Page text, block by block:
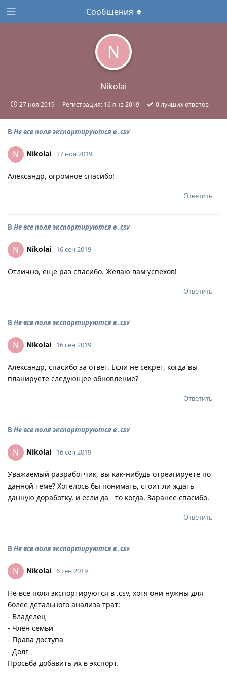
N
Nikolai
27 ноя 2019 Регистрация: 16 янв 2019 0лучших ответов
Сообщения
В Не все поля экспортируются в .csv
N Nikolai 27 ноя 2019
Александр, огромное спасибо!
Ответить
В Не все поля экспортируются в .csv
N Nikolai 16 сен 2019
Отлично, еще раз спасибо. Желаю вам успехов!
Ответить
В Не все поля экспортируются в .csv
N Nikolai 16 сен 2019
Александр, спасибо за ответ. Если не секрет, когда вы
планируете следующее обновление?
Ответить
В Не все поля экспортируются в .csv
N Nikolai 16 сен 2019
Уважаемый разработчик, вы как-нибудь отреагируете по
данной теме? Хотелось бы понимать, стоит ли ждать
данную доработку, и если да - то когда. Заранее спасибо.
Ответить
В Не все поля экспортируются в .csv
N Nikolai 6 сен 2019
Не все поля экспортируются в .csv, хотя они нужны для
более детального анализа трат:
- Владелец
- Член семьи
- Права доступа
- Долг
Просьба добавить их в экспорт.